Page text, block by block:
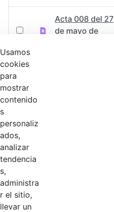
Acta 008 del 27
de mayo de
Usamos
cookies
para
mostrar
contenido
s
personaliz
ados,
analizar
tendencia
s,
administra
r el sitio,
llevar un